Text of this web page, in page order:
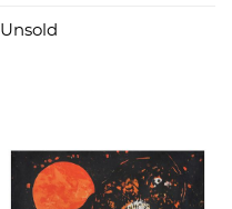
x 53 cm medidas
Unsold